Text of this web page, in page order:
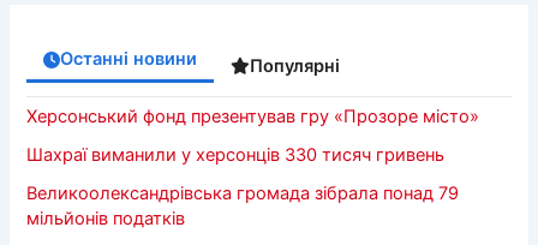
Останні новини Популярні
Херсонський фонд презентував гру «Прозоре місто»
Шахраї виманили у херсонців 330 тисяч гривень
Великоолександрівська громада зібрала понад 79
мільйонів податків